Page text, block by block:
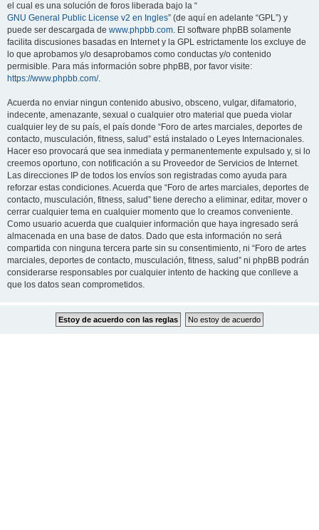
el cual es una solución de foros liberada bajo la “
GNU General Public License v2 en Ingles” (de aquí en adelante “GPL”) y
puede ser descargada de www.phpbb.com. El software phpBB solamente
facilita discusiones basadas en Internet y la GPL estrictamente los excluye de
lo que aprobamos y/o desaprobamos como conductas y/o contenido
permisible. Para más información sobre phpBB, por favor visite:
https://www.phpbb.com/.
Acuerda no enviar ningun contenido abusivo, obsceno, vulgar, difamatorio,
indecente, amenazante, sexual o cualquier otro material que pueda violar
cualquier ley de su país, el país donde “Foro de artes marciales, deportes de
contacto, musculación, fitness, salud” está instalado o Leyes Internacionales.
Hacer eso provocará que sea inmediata y permanentemente expulsado y, si lo
creemos oportuno, con notificación a su Proveedor de Servicios de Internet.
Las direcciones IP de todos los envíos son registradas como ayuda para
reforzar estas condiciones. Acuerda que “Foro de artes marciales, deportes de
contacto, musculación, fitness, salud” tiene derecho a eliminar, editar, mover o
cerrar cualquier tema en cualquier momento que lo creamos conveniente.
Como usuario acuerda que cualquier información que haya ingresado será
almacenada en una base de datos. Dado que esta información no será
compartida con ninguna tercera parte sin su consentimiento, ni “Foro de artes
marciales, deportes de contacto, musculación, fitness, salud” ni phpBB podrán
considerarse responsables por cualquier intento de hacking que conlleve a
que los datos sean comprometidos.